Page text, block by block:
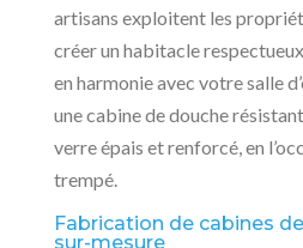
artisans exploitent les
créer un habitacle
en harmonie avec votre salle
une cabine de douche
verre épais et renforcé, en
trempé.
Fabrication de cabines
sur-mesure